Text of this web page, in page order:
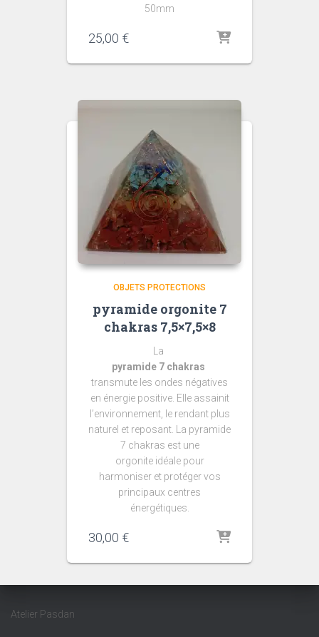
50mm
25,00 €
OBJETS PROTECTIONS
pyramide orgonite 7
chakras 7,5×7,5×8
La
pyramide 7 chakras
transmute les ondes négatives
en énergie positive. Elle assainit
l’environnement, le rendant plus
naturel et reposant. La pyramide
7 chakras est une
orgonite idéale pour
harmoniser et protéger vos
principaux centres
énergétiques.
30,00 €
Atelier Pasdan